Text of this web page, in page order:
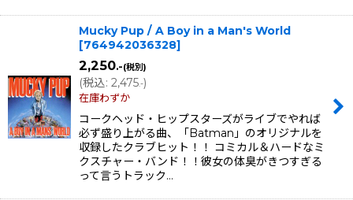
Mucky Pup / A Boy in a Man's World
[764942036328]
2,250.-(税別)
(税込: 2,475.-)
在庫わずか
コークヘッド・ヒップスターズがライブでやれば
必ず盛り上がる曲、「Batman」のオリジナルを
収録したクラブヒット！！ コミカル＆ハードなミ
クスチャー・バンド！！彼女の体臭がきつすぎる
って言うトラック…